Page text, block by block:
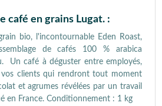
café en grains Lugat. :
bio, l'incontournable Eden Roast,
de cafés 100 % arabica
Un café à déguster entre employés,
clients qui rendront tout moment
et agrumes révélées par un travail
en France. Conditionnement : 1 kg